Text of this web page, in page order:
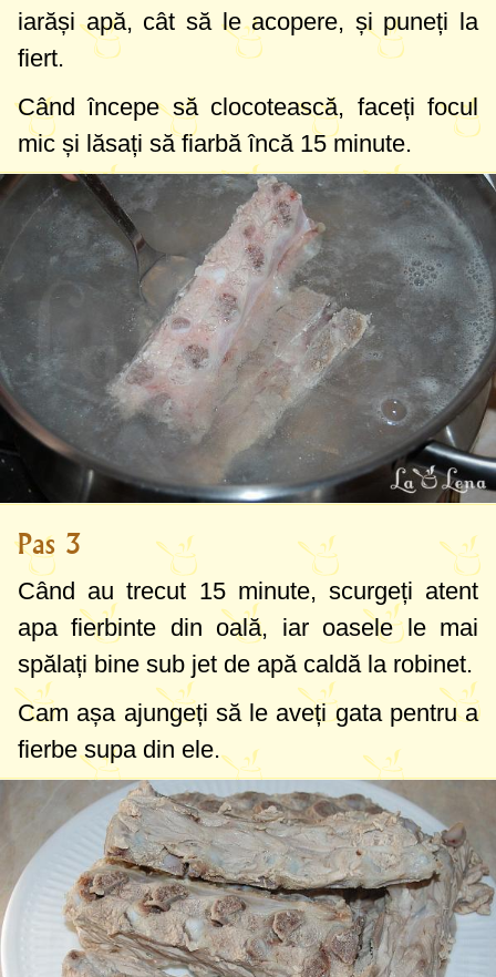
iarăși apă, cât să le acopere, și puneți la
fiert.
Când începe să clocotească, faceți focul
mic și lăsați să fiarbă încă 15 minute.
Pas 3
Când au trecut 15 minute, scurgeți atent
apa fierbinte din oală, iar oasele le mai
spălați bine sub jet de apă caldă la robinet.
Cam așa ajungeți să le aveți gata pentru a
fierbe supa din ele.